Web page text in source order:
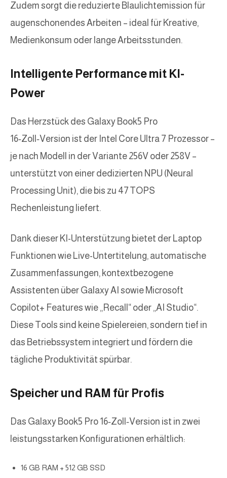
Zudem sorgt die reduzierte Blaulichtemission für
augenschonendes Arbeiten – ideal für Kreative,
Medienkonsum oder lange Arbeitsstunden.
Intelligente Performance mit KI-
Power
Das Herzstück des Galaxy Book5 Pro
16‑Zoll‑Version ist der Intel Core Ultra 7 Prozessor –
je nach Modell in der Variante 256V oder 258V –
unterstützt von einer dedizierten NPU (Neural
Processing Unit), die bis zu 47 TOPS
Rechenleistung liefert.
Dank dieser KI-Unterstützung bietet der Laptop
Funktionen wie Live-Untertitelung, automatische
Zusammenfassungen, kontextbezogene
Assistenten über Galaxy AI sowie Microsoft
Copilot+ Features wie „Recall“ oder „AI Studio“.
Diese Tools sind keine Spielereien, sondern tief in
das Betriebssystem integriert und fördern die
tägliche Produktivität spürbar.
Speicher und RAM für Profis
Das Galaxy Book5 Pro 16‑Zoll‑Version ist in zwei
leistungsstarken Konfigurationen erhältlich:
16 GB RAM + 512 GB SSD